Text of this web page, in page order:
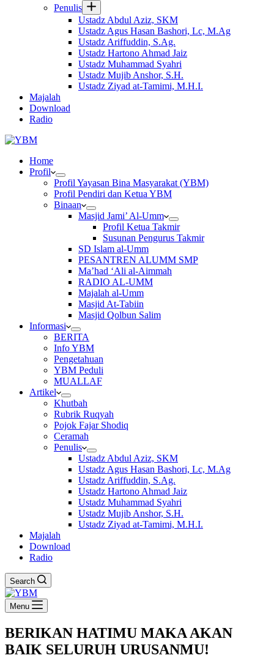
Penulis
Ustadz Abdul Aziz, SKM
Ustadz Agus Hasan Bashori, Lc, M.Ag
Ustadz Ariffuddin, S.Ag.
Ustadz Hartono Ahmad Jaiz
Ustadz Muhammad Syahri
Ustadz Mujib Anshor, S.H.
Ustadz Ziyad at-Tamimi, M.H.I.
Majalah
Download
Radio
Home
Profil
Profil Yayasan Bina Masyarakat (YBM)
Profil Pendiri dan Ketua YBM
Binaan
Masjid Jami’ Al-Umm
Profil Ketua Takmir
Susunan Pengurus Takmir
SD Islam al-Umm
PESANTREN ALUMM SMP
Ma’had ‘Ali al-Aimmah
RADIO AL-UMM
Majalah al-Umm
Masjid At-Tabiin
Masjid Qolbun Salim
Informasi
BERITA
Info YBM
Pengetahuan
YBM Peduli
MUALLAF
Artikel
Khutbah
Rubrik Ruqyah
Pojok Fajar Shodiq
Ceramah
Penulis
Ustadz Abdul Aziz, SKM
Ustadz Agus Hasan Bashori, Lc, M.Ag
Ustadz Ariffuddin, S.Ag.
Ustadz Hartono Ahmad Jaiz
Ustadz Muhammad Syahri
Ustadz Mujib Anshor, S.H.
Ustadz Ziyad at-Tamimi, M.H.I.
Majalah
Download
Radio
Search
Menu
BERIKAN HATIMU MAKA AKAN
BAIK SELURUH URUSANMU!